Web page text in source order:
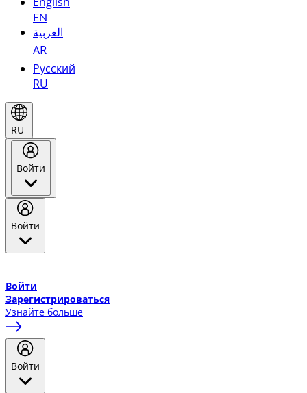
EN
العربية
AR
Русский
RU
RU
Войти
Войти
Войти
Зарегистрироваться
Узнайте больше
Войти